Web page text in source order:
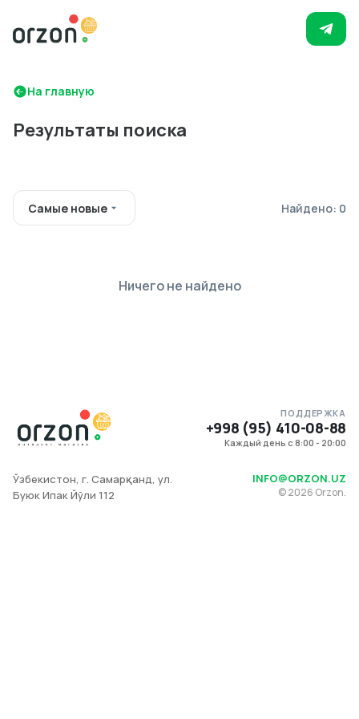
На главную
Результаты поиска
Самые новые Найдено: 0
Ничего не найдено
ПОДДЕРЖКА
+998 (95) 410-08-88
Каждый день с 8:00 - 20:00
Ўзбекистон, г. Самарқанд, ул.
Буюк Ипак Йўли 112
INFO@ORZON.UZ
©2026 Orzon.